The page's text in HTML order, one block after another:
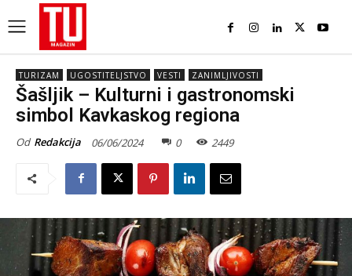
TURIZAM UGOSTITELJSTVO VESTI ZANIMLJIVOSTI
Šašljik – Kulturni i gastronomski
simbol Kavkaskog regiona
Od Redakcija 06/06/2024 0 2449